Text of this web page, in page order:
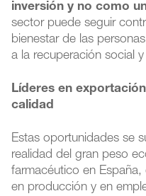
inversión y no como
sector puede seguir
bienestar de las
a la recuperación social
Líderes en
calidad
Estas oportunidades se
realidad del gran peso
farmacéutico en
en producción y en